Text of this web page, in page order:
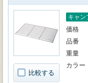
比較する
キャン
価格
品番
重量
カラー